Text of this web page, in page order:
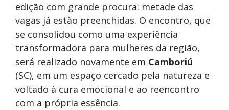
edição com grande procura: metade das
vagas já estão preenchidas. O encontro, que
se consolidou como uma experiência
transformadora para mulheres da região,
será realizado novamente em Camboriú
(SC), em um espaço cercado pela natureza e
voltado à cura emocional e ao reencontro
com a própria essência.